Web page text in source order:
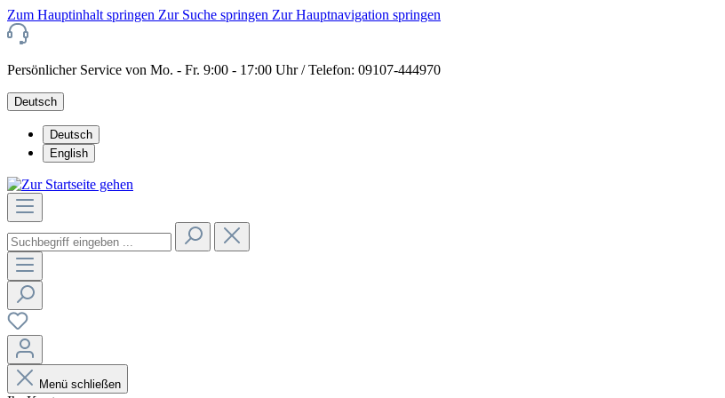
Zum Hauptinhalt springen Zur Suche springen Zur Hauptnavigation springen
Persönlicher Service von Mo. - Fr. 9:00 - 17:00 Uhr / Telefon: 09107-444970
Deutsch
Deutsch
English
Menü schließen